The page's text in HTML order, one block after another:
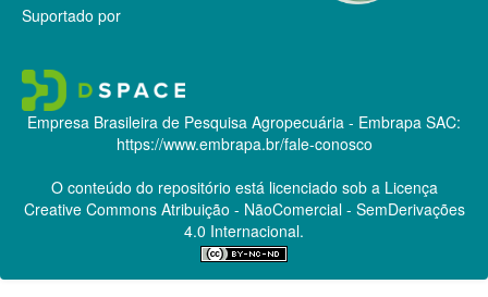
Suportado por
Empresa Brasileira de Pesquisa Agropecuária - Embrapa SAC:
https://www.embrapa.br/fale-conosco
O conteúdo do repositório está licenciado sob a Licença
Creative CommonsAtribuição - NãoComercial - SemDerivações
4.0 Internacional.